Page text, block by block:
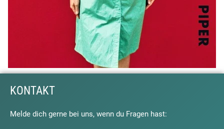
KONTAKT
Melde dich gerne bei uns, wenn du Fragen hast: